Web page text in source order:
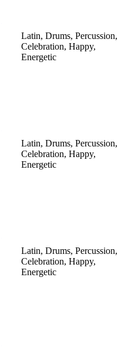
Latin, Drums, Percussion,
Celebration, Happy,
Energetic
Latin, Drums, Percussion,
Celebration, Happy,
Energetic
Latin, Drums, Percussion,
Celebration, Happy,
Energetic